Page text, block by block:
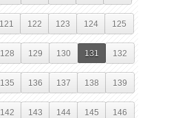
121 122 123 124 125
128 129 130 131 132
135 136 137 138 139
142 143 144 145 146